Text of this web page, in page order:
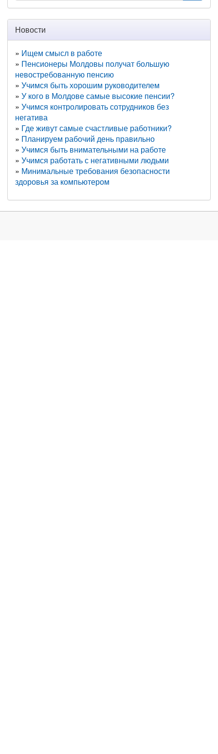
Новости
Ищем смысл в работе
Пенсионеры Молдовы получат большую
невостребованную пенсию
Учимся быть хорошим руководителем
У кого в Молдове самые высокие пенсии?
Учимся контролировать сотрудников без
негатива
Где живут самые счастливые работники?
Планируем рабочий день правильно
Учимся быть внимательными на работе
Учимся работать с негативными людьми
Минимальные требования безопасности
здоровья за компьютером